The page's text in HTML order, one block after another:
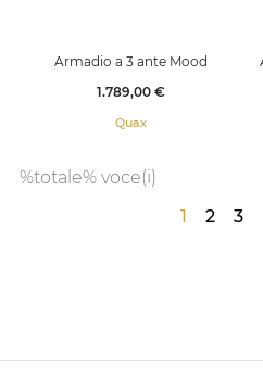
Armadio a 3 ante Mood
Prezzo
1.789,00 €
Quax
%totale% voce(i)
1
2 3